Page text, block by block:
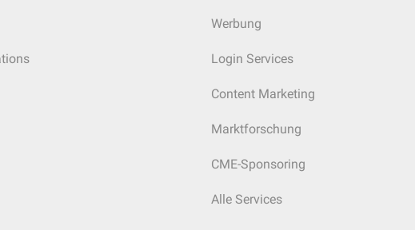
Werbung
Login Services
Content Marketing
Marktforschung
CME-Sponsoring
Alle Services